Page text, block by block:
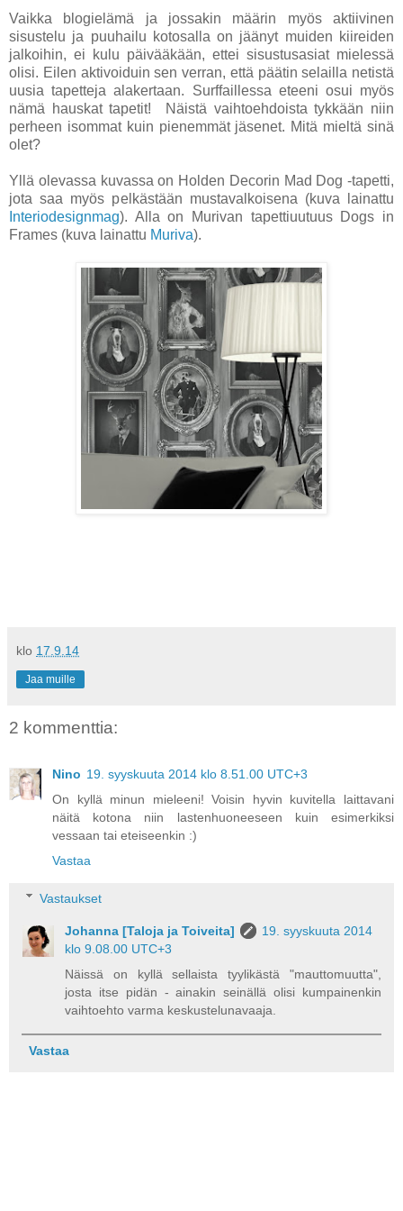
Vaikka blogielämä ja jossakin määrin myös aktiivinen
sisustelu ja puuhailu kotosalla on jäänyt muiden kiireiden
jalkoihin, ei kulu päivääkään, ettei sisustusasiat mielessä
olisi. Eilen aktivoiduin sen verran, että päätin selailla netistä
uusia tapetteja alakertaan. Surffaillessa eteeni osui myös
nämä hauskat tapetit! Näistä vaihtoehdoista tykkään niin
perheen isommat kuin pienemmät jäsenet. Mitä mieltä sinä
olet?
Yllä olevassa kuvassa on Holden Decorin Mad Dog -tapetti,
jota saa myös pelkästään mustavalkoisena (kuva lainattu
Interiodesignmag). Alla on Murivan tapettiuutuus Dogs in
Frames (kuva lainattu Muriva).
klo 17.9.14
Jaa muille
2 kommenttia:
Nino 19. syyskuuta 2014 klo 8.51.00 UTC+3
On kyllä minun mieleeni! Voisin hyvin kuvitella laittavani
näitä kotona niin lastenhuoneeseen kuin esimerkiksi
vessaan tai eteiseenkin :)
Vastaa
Vastaukset
Johanna [Taloja ja Toiveita]
19. syyskuuta 2014
klo 9.08.00 UTC+3
Näissä on kyllä sellaista tyylikästä "mauttomuutta",
josta itse pidän - ainakin seinällä olisi kumpainenkin
vaihtoehto varma keskustelunavaaja.
Vastaa